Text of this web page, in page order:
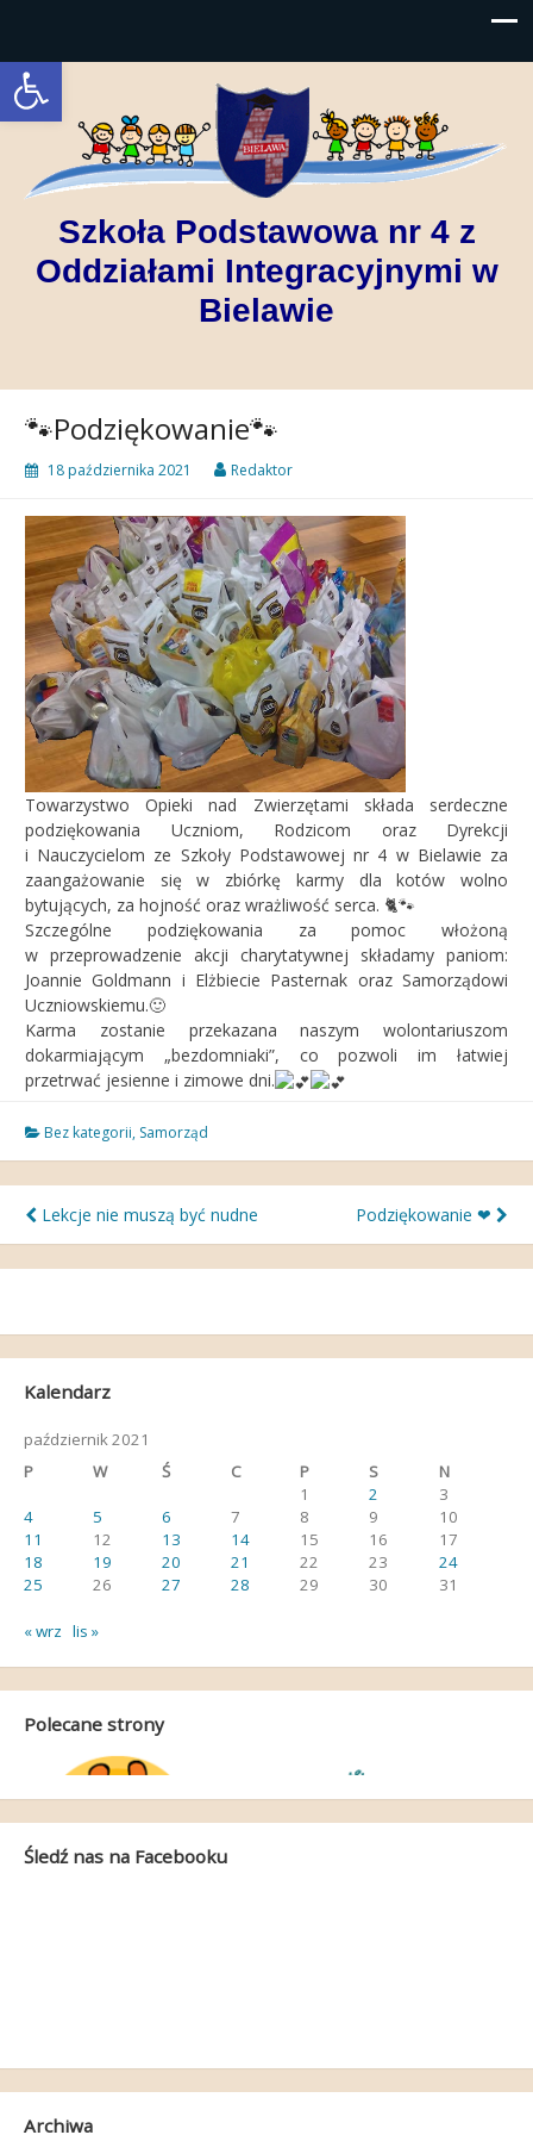
Open toolbar
Szkoła Podstawowa nr 4 z
Oddziałami Integracyjnymi w
Bielawie
🐾Podziękowanie🐾
18 października 2021 Redaktor
Towarzystwo Opieki nad Zwierzętami składa serdeczne
podziękowania Uczniom, Rodzicom oraz Dyrekcji
i Nauczycielom ze Szkoły Podstawowej nr 4 w Bielawie za
zaangażowanie się w zbiórkę karmy dla kotów wolno
bytujących, za hojność oraz wrażliwość serca. 🐈🐾
Szczególne podziękowania za pomoc włożoną
w przeprowadzenie akcji charytatywnej składamy paniom:
Joannie Goldmann i Elżbiecie Pasternak oraz Samorządowi
Uczniowskiemu.🙂
Karma zostanie przekazana naszym wolontariuszom
dokarmiającym „bezdomniaki”, co pozwoli im łatwiej
przetrwać jesienne i zimowe dni.
Bez kategorii, Samorząd
Nawigacja
wpisu
Lekcje nie muszą być nudne Podziękowanie ❤
Kalendarz
październik 2021
P
W Ś C P S
N
1
2
3
4
5 6 7 8 9
10
11
12 13 14 15 16
17
18
19 20 21 22 23
24
25
26 27 28 29 30 31
« wrz lis »
Polecane strony
Śledź nas na Facebooku
Archiwa